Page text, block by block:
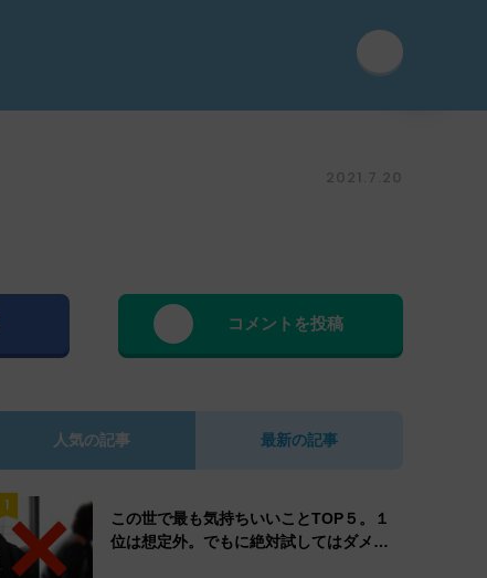
2021.7.20
コメントを投稿
人気の記事 最新の記事
1
この世で最も気持ちいいことTOP５。１
位は想定外。でもに絶対試してはダメ…